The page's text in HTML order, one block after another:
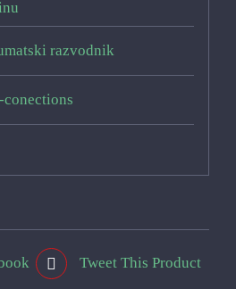
razvodnik
conections
Tweet This Product